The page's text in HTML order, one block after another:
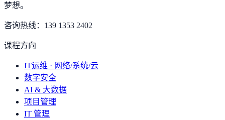
梦想。
咨询热线： 139 1353 2402
课程方向
IT运维 · 网络/系统/云
数字安全
AI & 大数据
项目管理
IT 管理